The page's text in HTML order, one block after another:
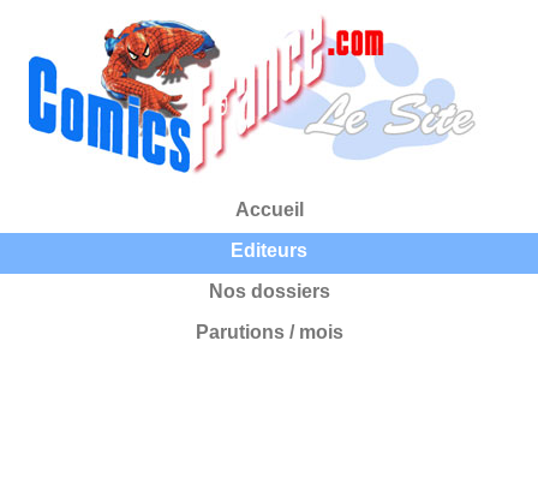
Accueil
Editeurs
Nos dossiers
Parutions / mois